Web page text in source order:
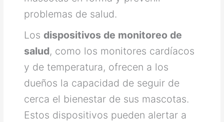
problemas de salud.
Los dispositivos de monitoreo de
salud, como los monitores cardíacos
y de temperatura, ofrecen a los
dueños la capacidad de seguir de
cerca el bienestar de sus mascotas.
Estos dispositivos pueden alertar a